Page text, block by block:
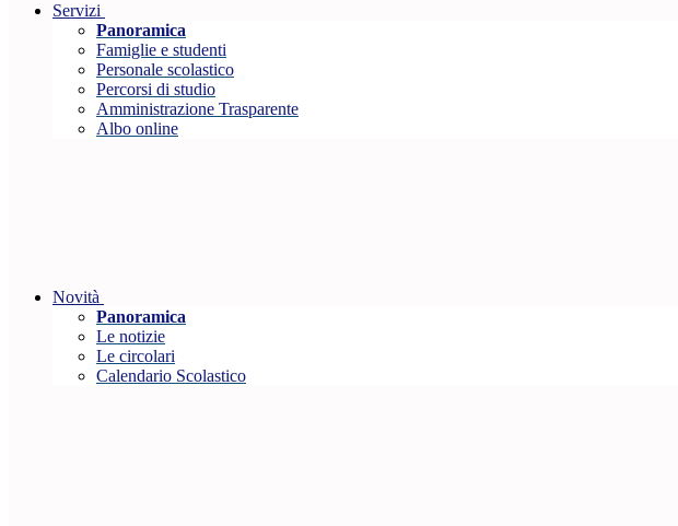
Servizi
Panoramica
Famiglie e studenti
Personale scolastico
Percorsi di studio
Amministrazione Trasparente
Albo online
Novità
Panoramica
Le notizie
Le circolari
Calendario Scolastico